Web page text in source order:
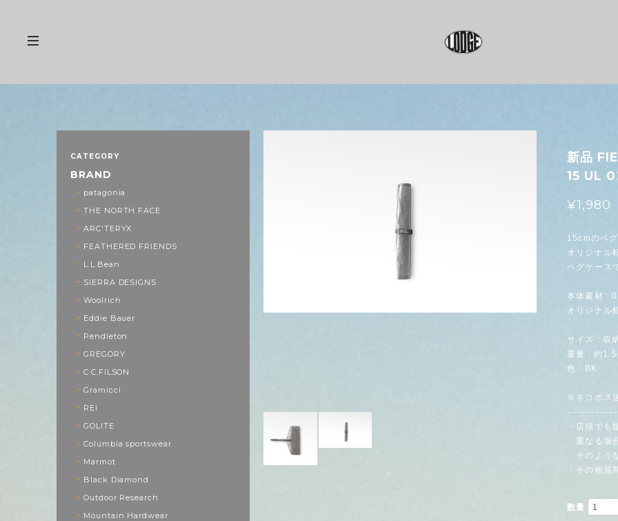
新品
15 UL
¥1,980
15cmのペ
オリジナル
ペグケース
本体素材 :
オリジナル
サイズ : 収
重量 : 約
色 : BK
※ネコポス
・店頭でも
重なる場
そのよう
・その他質
数量
CATEGORY
BRAND
patagonia
THE NORTH FACE
ARC'TERYX
FEATHERED FRIENDS
L.L.Bean
SIERRA DESIGNS
Woolrich
Eddie Bauer
Pendleton
GREGORY
C.C.FILSON
Gramicci
REI
GOLITE
Columbia sportswear
Marmot
Black Diamond
Outdoor Research
Mountain Hardwear